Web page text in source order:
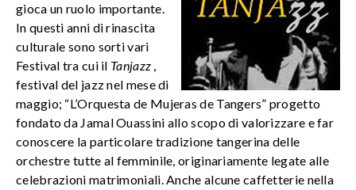
gioca un ruolo importante.
In questi anni di rinascita
culturale sono sorti vari
Festival tra cui il Tanjazz ,
festival del jazz nel mese di
maggio; “L’Orquesta de Mujeras de Tangers” progetto
fondato da Jamal Ouassini allo scopo di valorizzare e far
conoscere la particolare tradizione tangerina delle
orchestre tutte al femminile, originariamente legate alle
celebrazioni matrimoniali. Anche alcune caffetterie nella